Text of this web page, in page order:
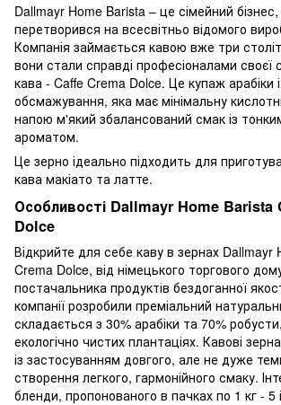
Dallmayr Home Barista – це сімейний
перетворився на всесвітньо відомого
Компанія займається кавою вже три
вони стали справді професіоналами своєї
кава - Caffe Crema Dolce. Це купаж арабіки
обсмажування, яка має мінімальну
напою м'який збалансований смак із
ароматом.
Це зерно ідеально підходить для
кава макіато та латте.
Особливості Dallmayr Home Barista
Dolce
Відкрийте для себе каву в зернах Dallmayr
Crema Dolce, від німецького торгового
постачальника продуктів бездоганної
компанії розробили преміальний
складається з 30% арабіки та 70%
екологічно чистих плантаціях. Кавові
із застосуванням довгого, але не дуже
створення легкого, гармонійного смаку.
бленди, пропонованого в пачках по 1 кг - 5